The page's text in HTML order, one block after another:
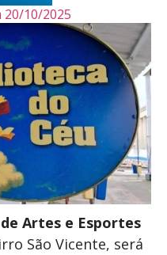
20/10/2025
Artes e Esportes
São Vicente, será